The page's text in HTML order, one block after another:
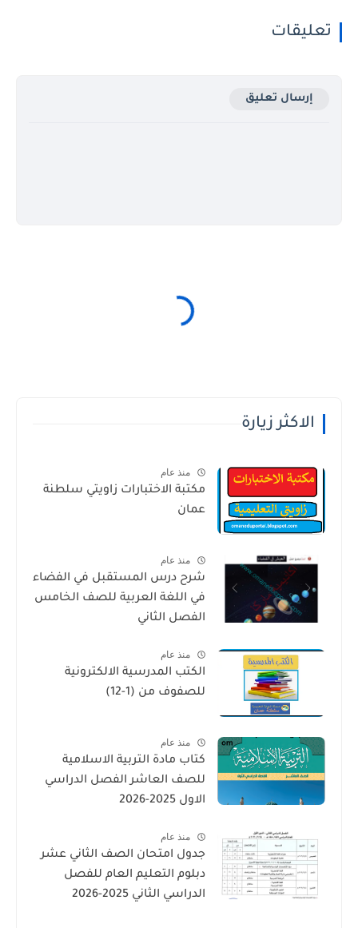
تعليقات
إرسال تعليق
الاكثر زيارة
منذ عام
مكتبة الاختبارات زاويتي سلطنة
عمان
منذ عام
شرح درس المستقبل في الفضاء
في اللغة العربية للصف الخامس
الفصل الثاني
منذ عام
الكتب المدرسية الالكترونية
للصفوف من (1-12)
منذ عام
كتاب مادة التربية الاسلامية
للصف العاشر الفصل الدراسي
الاول 2025-2026
منذ عام
جدول امتحان الصف الثاني عشر
دبلوم التعليم العام للفصل
الدراسي الثاني 2025-2026